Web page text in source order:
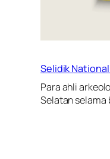
Selidik
Para ahli
Selatan